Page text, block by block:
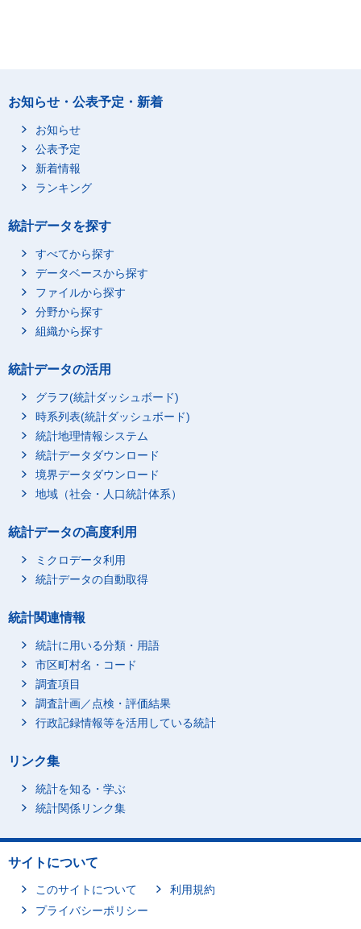
お知らせ・公表予定・新着
お知らせ
公表予定
新着情報
ランキング
統計データを探す
すべてから探す
データベースから探す
ファイルから探す
分野から探す
組織から探す
統計データの活用
グラフ(統計ダッシュボード)
時系列表(統計ダッシュボード)
統計地理情報システム
統計データダウンロード
境界データダウンロード
地域（社会・人口統計体系）
統計データの高度利用
ミクロデータ利用
統計データの自動取得
統計関連情報
統計に用いる分類・用語
市区町村名・コード
調査項目
調査計画／点検・評価結果
行政記録情報等を活用している統計
リンク集
統計を知る・学ぶ
統計関係リンク集
サイトについて
このサイトについて
利用規約
プライバシーポリシー